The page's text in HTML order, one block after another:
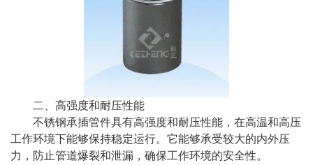
二、高强度和耐压性能
不锈钢承插管件具有高强度和耐压性能，在高温和高压
工作环境下能够保持稳定运行。它能够承受较大的内外压
力，防止管道爆裂和泄漏，确保工作环境的安全性。